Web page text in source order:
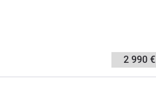
2 990 €